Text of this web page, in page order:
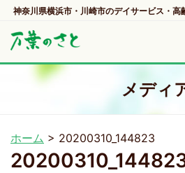
神奈川県横浜市・川崎市のデイサービス・高
メディ
ホーム > 20200310_144823